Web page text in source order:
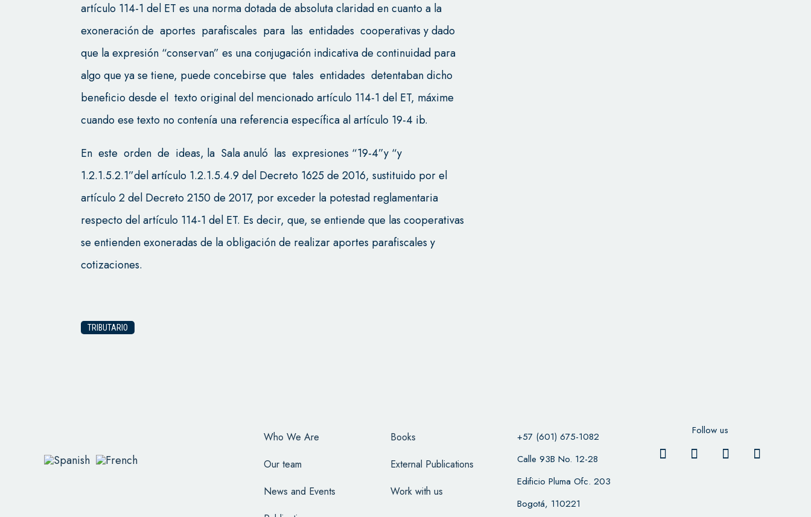
artículo 114-1 del ET es una norma dotada de absoluta claridad en cuanto a la
exoneración de aportes parafiscales para las entidades cooperativas y dado
que la expresión “conservan” es una conjugación indicativa de continuidad para
algo que ya se tiene, puede concebirse que tales entidades detentaban dicho
beneficio desde el texto original del mencionado artículo 114-1 del ET, máxime
cuando ese texto no contenía una referencia específica al artículo 19-4 ib.
En este orden de ideas, la Sala anuló las expresiones “19-4”y “y
1.2.1.5.2.1”del artículo 1.2.1.5.4.9 del Decreto 1625 de 2016, sustituido por el
artículo 2 del Decreto 2150 de 2017, por exceder la potestad reglamentaria
respecto del artículo 114-1 del ET. Es decir, que, se entiende que las cooperativas
se entienden exoneradas de la obligación de realizar aportes parafiscales y
cotizaciones.
TRIBUTARIO
Who We Are
Our team
News and Events
Books
External Publications
Work with us
+57 (601) 675-1082
Calle 93B No. 12-28
Edificio Pluma Ofc. 203
Bogotá, 110221
Follow us